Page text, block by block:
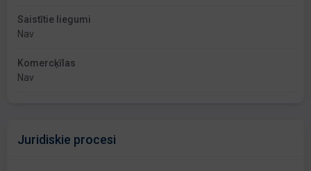
Saistītie liegumi
Nav
Komercķīlas
Nav
Juridiskie procesi